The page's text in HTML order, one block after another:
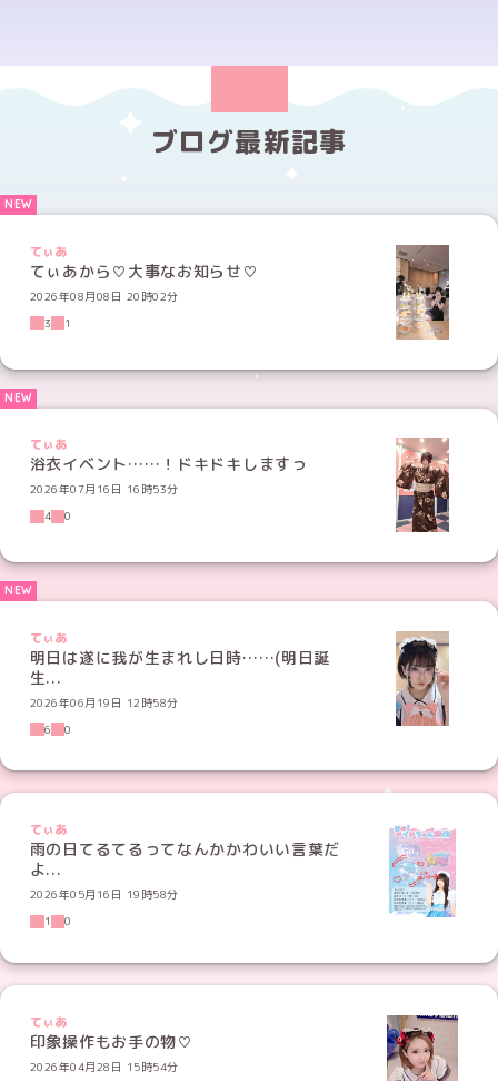
ブログ最新記事
てぃあ
てぃあから♡大事なお知らせ♡
2026年08月08日 20時02分
3
1
てぃあ
浴衣イベント……！ドキドキしますっ
2026年07月16日 16時53分
4
0
てぃあ
明日は遂に我が生まれし日時……(明日誕
生...
2026年06月19日 12時58分
6
0
てぃあ
雨の日てるてるってなんかかわいい言葉だ
よ...
2026年05月16日 19時58分
1
0
てぃあ
印象操作もお手の物♡
2026年04月28日 15時54分